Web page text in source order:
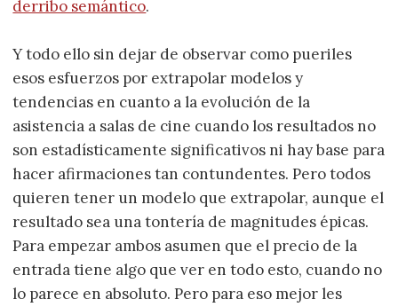
derribo semántico.
Y todo ello sin dejar de observar como pueriles
esos esfuerzos por extrapolar modelos y
tendencias en cuanto a la evolución de la
asistencia a salas de cine cuando los resultados no
son estadísticamente significativos ni hay base para
hacer afirmaciones tan contundentes. Pero todos
quieren tener un modelo que extrapolar, aunque el
resultado sea una tontería de magnitudes épicas.
Para empezar ambos asumen que el precio de la
entrada tiene algo que ver en todo esto, cuando no
lo parece en absoluto. Pero para eso mejor les